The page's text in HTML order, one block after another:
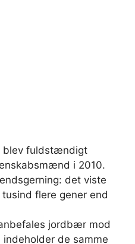
blev fuldstændigt
i 2010.
det viste
flere gener end
jordbær mod
de samme